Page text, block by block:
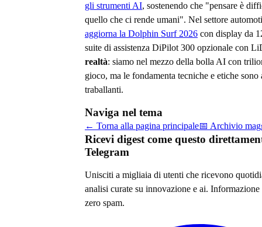
gli strumenti AI, sostenendo che "pensare è
quello che ci rende umani". Nel settore
aggiorna la Dolphin Surf 2026 con display da
suite di assistenza DiPilot 300 opzionale con
realtà: siamo nel mezzo della bolla AI con
gioco, ma le fondamenta tecniche e etiche sono
traballanti.
Naviga nel tema
← Torna alla pagina principale📅 Archivio
Ricevi digest come questo
Telegram
Unisciti a migliaia di utenti che ricevono
analisi curate su innovazione e ai.
zero spam.